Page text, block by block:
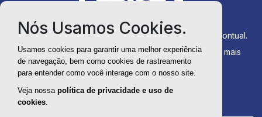
Produtos sempre disponíveis para entrega rápida e pontual.
Você compra direto da fábrica com menos custos e mais
agilidade no processo.
Nós Usamos Cookies.
Usamos cookies para garantir uma melhor experiência
de navegação, bem como cookies de rastreamento
para entender como você interage com o nosso site.
Veja nossa política de privacidade e uso de
cookies.